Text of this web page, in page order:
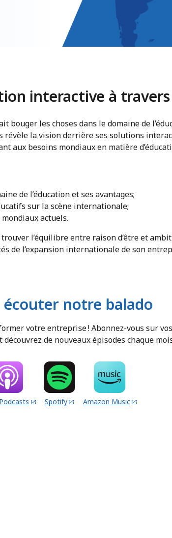
interactive à
bouger les choses dans le domaine de
révèle la vision derrière ses solutions
aux besoins mondiaux en matière
de l’éducation et ses avantages;
sur la scène internationale;
actuels.
l’équilibre entre raison d’être et
de l’expansion internationale de son
écouter notre balado
votre entreprise ! Abonnez-vous sur
découvrez de nouveaux épisodes chaque
Spotify Amazon Music